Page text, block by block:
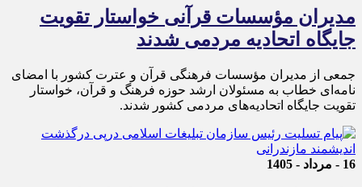
مدیران مؤسسات قرآنی خواستار تقویت
جایگاه اتحادیه‌ مردمی شدند
جمعی از مدیران مؤسسات فرهنگی قرآن و عترت کشور با امضای
نامه‌ای خطاب به مسئولان ارشد حوزه فرهنگ و قرآن، خواستار
تقویت جایگاه اتحادیه‌های مردمی کشور شدند.
16 - مرداد - 1405